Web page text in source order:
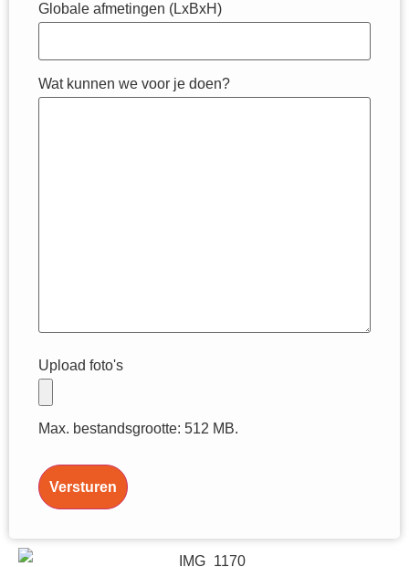
Globale afmetingen (LxBxH)
Wat kunnen we voor je doen?
Upload foto's
Max. bestandsgrootte: 512 MB.
Versturen